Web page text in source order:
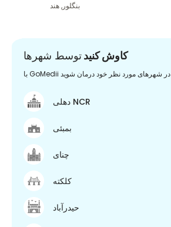
بنگلور,هند
کاوش کنیدتوسط شهرها
با GoMedii در شهرهای مورد نظر خود درمان شوید
دهلی NCR
بمبئی
چنای
کلکته
حیدرآباد